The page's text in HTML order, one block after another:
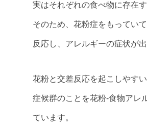
実はそれぞれの食べ物に存在
そのため、花粉症をもってい
反応し、アレルギーの症状が
花粉と交差反応を起こしやす
症候群のことを花粉-食物アレ
ています。